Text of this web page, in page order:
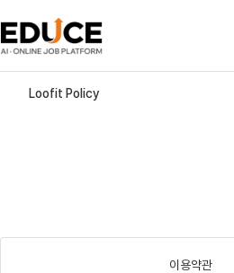
Loofit Policy
이용약관